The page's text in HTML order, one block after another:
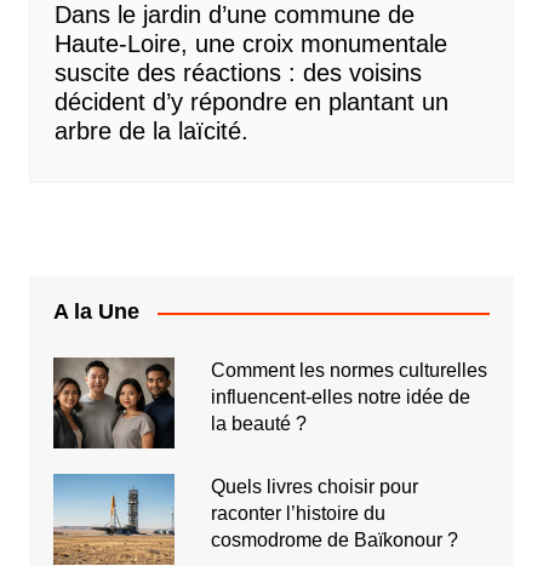
Dans le jardin d’une commune de
Haute-Loire, une croix monumentale
suscite des réactions : des voisins
décident d’y répondre en plantant un
arbre de la laïcité.
A la Une
Comment les normes culturelles
influencent-elles notre idée de
la beauté ?
Quels livres choisir pour
raconter l’histoire du
cosmodrome de Baïkonour ?